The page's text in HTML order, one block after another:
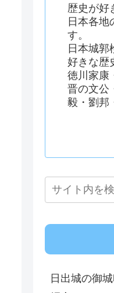
歴史が好
日本各地
す。
日本城郭
好きな歴
徳川家康
晋の文公
毅・劉邦
日出城の御